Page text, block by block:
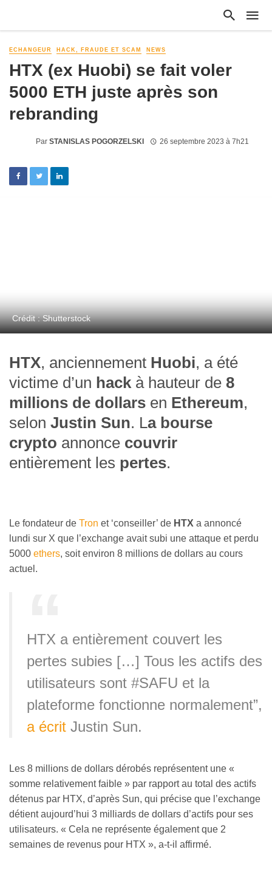
ECHANGEUR HACK, FRAUDE ET SCAM NEWS
HTX (ex Huobi) se fait voler
5000 ETH juste après son
rebranding
Par STANISLAS POGORZELSKI 26 septembre 2023 à 7h21
Crédit : Shutterstock
HTX, anciennement Huobi, a été
victime d’un hack à hauteur de 8
millions de dollars en Ethereum,
selon Justin Sun. La bourse
crypto annonce couvrir
entièrement les pertes.
Le fondateur de Tron et ‘conseiller’ de HTX a annoncé
lundi sur X que l’exchange avait subi une attaque et perdu
5000 ethers, soit environ 8 millions de dollars au cours
actuel.
HTX a entièrement couvert les
pertes subies […] Tous les actifs des
utilisateurs sont #SAFU et la
plateforme fonctionne normalement”,
a écrit Justin Sun.
Les 8 millions de dollars dérobés représentent une «
somme relativement faible » par rapport au total des actifs
détenus par HTX, d’après Sun, qui précise que l’exchange
détient aujourd’hui 3 milliards de dollars d’actifs pour ses
utilisateurs. « Cela ne représente également que 2
semaines de revenus pour HTX », a-t-il affirmé.